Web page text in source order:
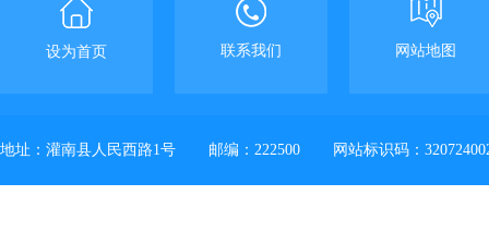
设为首页 联系我们 网站地图
地址：灌南县人民西路1号 邮编：222500 网站标识码：